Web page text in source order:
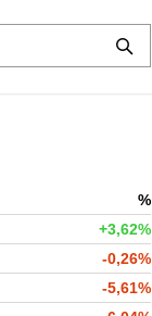
%
+3,62%
-0,26%
-5,61%